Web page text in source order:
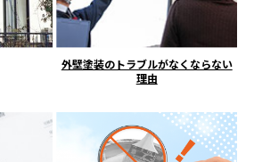
外壁塗装のトラブルがなくならない
理由